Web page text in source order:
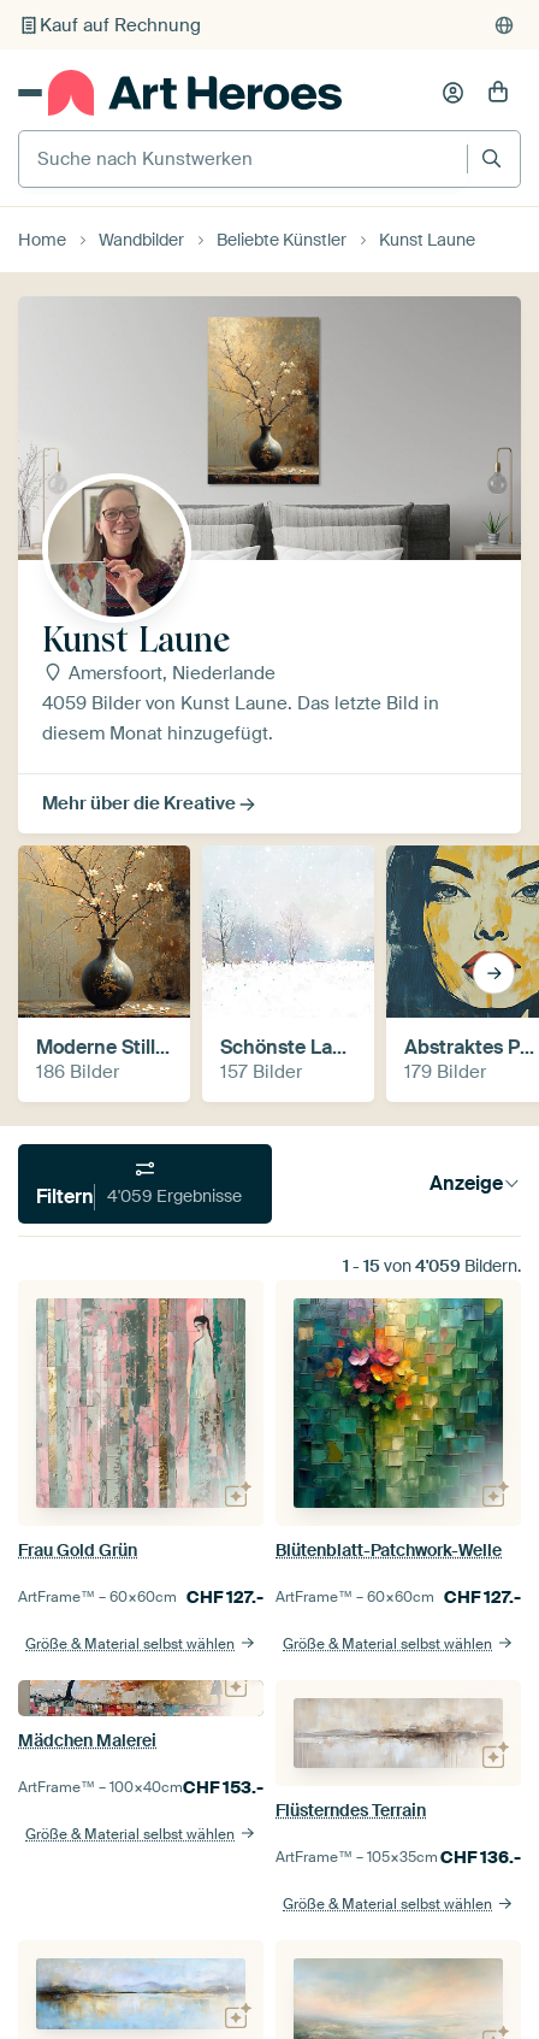
Individueller Druck auf Bestellung
Suche nach Kunstwerken
Home Wandbilder Beliebte Künstler Kunst Laune
Kunst Laune
Amersfoort, Niederlande
4059 Bilder von Kunst Laune. Das letzte Bild in
diesem Monat hinzugefügt.
Mehr über die Kreative
Moderne Stillleben
186 Bilder
Schönste Landschaftsgemälde
157 Bilder
Abstraktes Porträt
179 Bilder
Filtern 4'059 Ergebnisse Anzeige
1 - 15von4'059 Bildern.
Frau Gold Grün
ArtFrame™ –60×60cm CHF127.-
Größe & Material selbst wählen
Blütenblatt-Patchwork-Welle
ArtFrame™ –60×60cm CHF127.-
Größe & Material selbst wählen
Mädchen Malerei
ArtFrame™ –100×40cmCHF153.-
Größe & Material selbst wählen
Flüsterndes Terrain
ArtFrame™ –105×35cmCHF136.-
Größe & Material selbst wählen